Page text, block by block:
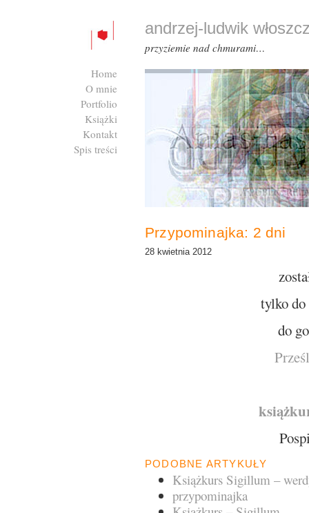
Przypominajka: 2 dni
28 kwietnia 2012
tylko do
do
PODOBNE ARTYKUŁY
Książkurs Sigillum –
przypominajka
andrzej-ludwik
przyziemie nad chmurami…
Home
O mnie
Portfolio
Książki
Kontakt
Spis treści